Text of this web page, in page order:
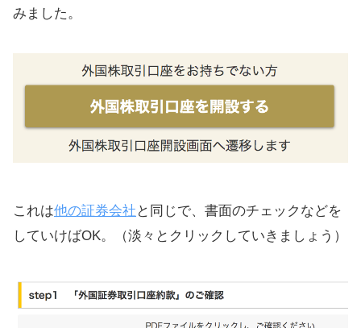
みました。
これは他の証券会社 と同じで、書面のチェックなどを
していけばOK。（淡々とクリックしていきましょう）